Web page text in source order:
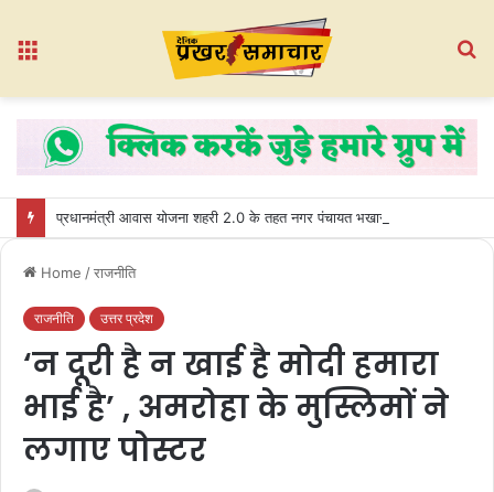
Home /राजनीति
राजनीति उत्तर प्रदेश
‘न दूरी है न खाई है मोदी हमारा
भाई है’ , अमरोहा के मुस्लिमों ने
लगाए पोस्टर